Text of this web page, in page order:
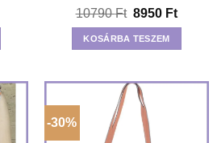
Ft.
10790Ft Original
price
was:
10790 Ft.
8950 Ft
price
8950
KOSÁRBA TESZEM
-30%